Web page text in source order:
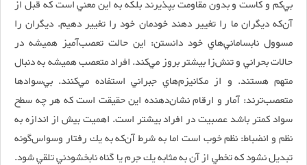
بي‌كم و كاست و بدون مقاومت بپذيرند بلكه به اين معني است كه قبل از
آن‌كه ديگران ما را تغيير دهند خودمان خود را تغيير دهيم. ديگران را
مسوول نابساماني‌هاي خود دانستن: اين حالت تعصب‌آميز هميشه در
حالات بحراني و تنش‌زا بيشتر بروز مي‌كند. افراد متعصب هميشه به دنبال
متهم هستند. و از مكانيزم‌هاي جبراني استفاده مي‌كنند. بي‌سوادها
متعصب‌ترند: آمار و ارقام نشان‌دهنده اين حقيقت است كه هر چه سطح
سواد كمتر باشد عصبيت در افراد بيشتر است. اهميت بيش از اندازه به
نظم و انضباط: نظم خوب است اما به شرط آن‌كه به يك رفتار وسواس‌گونه
تبديل نشود كه تخطي از آن به مثابه يك جرم يا گناه نابخشودني تلقي شود.